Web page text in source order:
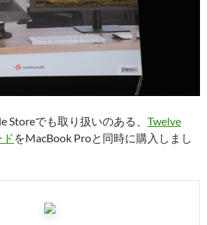
Storeでも取り扱いのある、 Twelve
をMacBook Proと同時に購入しまし